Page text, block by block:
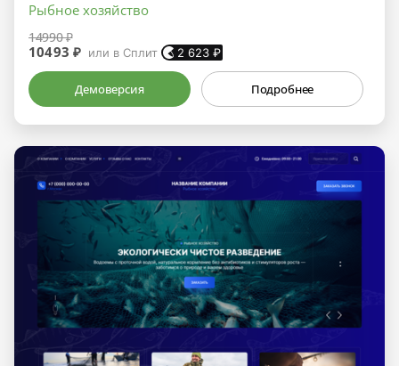
Рыбное хозяйство
14990 ₽
10493 ₽ или в Сплит 2 623 ₽
Демоверсия Подробнее